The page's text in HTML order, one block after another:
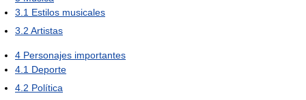
3.1 Estilos musicales
3.2 Artistas
4 Personajes importantes
4.1 Deporte
4.2 Política